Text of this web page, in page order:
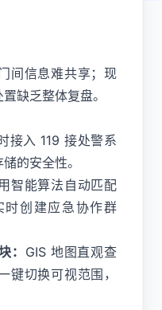
间信息难共享；现
缺乏整体复盘。
接入 119 接处警系
的安全性。
智能算法自动匹配
创建应急协作群
： GIS 地图直观查
键切换可视范围，